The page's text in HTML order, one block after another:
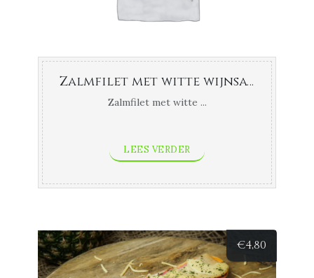
Zalmfilet met witte wijnsaus
Zalmfilet met witte ...
LEES VERDER
€4,80